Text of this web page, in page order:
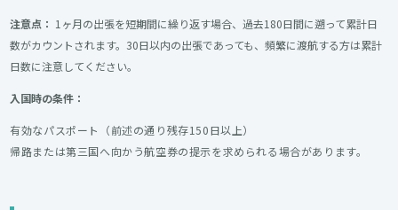
注意点： 1ヶ月の出張を短期間に繰り返す場合、過去180日間に遡って累計日
数がカウントされます。30日以内の出張であっても、頻繁に渡航する方は累計
日数に注意してください。
入国時の条件：
有効なパスポート（前述の通り残存150日以上）
帰路または第三国へ向かう航空券の提示を求められる場合があります。